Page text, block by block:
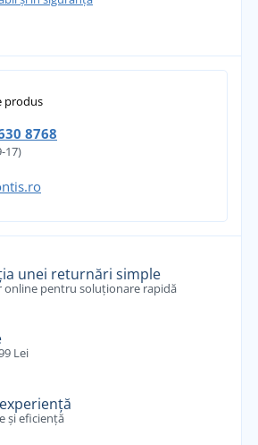
produs
8768
17)
unei returnări simple
online pentru soluționare rapidă
Lei
și eficiență